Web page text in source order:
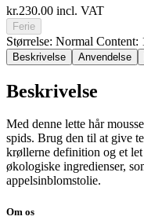
kr.230.00 incl. VAT
Ferie
Størrelse: Normal Content:
Beskrivelse Anvendelse
Beskrivelse
Med denne lette hår
spids. Brug den til at give
krøllerne definition og et
økologiske ingredienser,
appelsinblomstolie.
Om os